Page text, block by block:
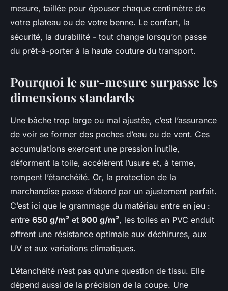
mesure, taillée pour épouser chaque centimètre de
votre plateau ou de votre benne. Le confort, la
sécurité, la durabilité - tout change lorsqu’on passe
du prêt-à-porter à la haute couture du transport.
Pourquoi le sur-mesure surpasse les
dimensions standards
Une bâche trop large ou mal ajustée, c’est l’assurance
de voir se former des poches d’eau ou de vent. Ces
accumulations exercent une pression inutile,
déforment la toile, accélèrent l’usure et, à terme,
rompent l’étanchéité. Or, la protection de la
marchandise passe d’abord par un ajustement parfait.
C’est ici que le grammage du matériau entre en jeu :
entre 650 g/m² et 900 g/m², les toiles en PVC enduit
offrent une résistance optimale aux déchirures, aux
UV et aux variations climatiques.
L’étanchéité n’est pas qu’une question de tissu. Elle
dépend aussi de la précision de la coupe. Une